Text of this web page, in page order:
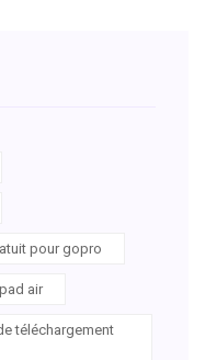
pour gopro
air
téléchargement